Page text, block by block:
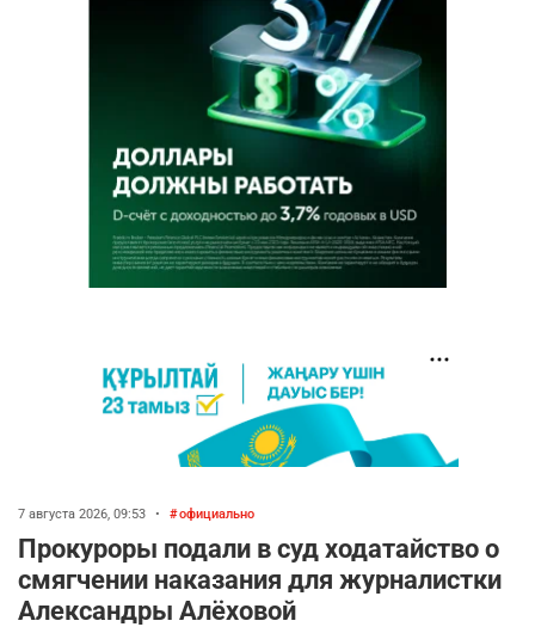
7 августа 2026, 09:53 • официально
Прокуроры подали в суд ходатайство о
смягчении наказания для журналистки
Александры Алёховой